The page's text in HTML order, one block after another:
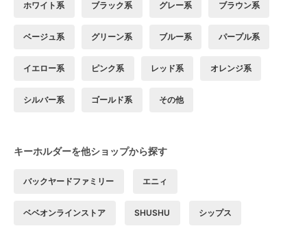
ホワイト系 ブラック系 グレー系 ブラウン系
ベージュ系 グリーン系 ブルー系 パープル系
イエロー系 ピンク系 レッド系 オレンジ系
シルバー系 ゴールド系 その他
キーホルダーを他ショップから探す
バックヤードファミリー エニィ
ベベオンラインストア SHUSHU シップス